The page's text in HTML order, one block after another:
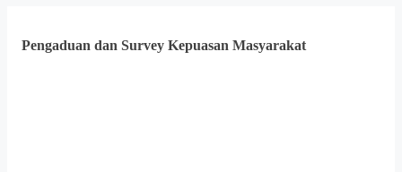
Pengaduan dan Survey Kepuasan Masyarakat